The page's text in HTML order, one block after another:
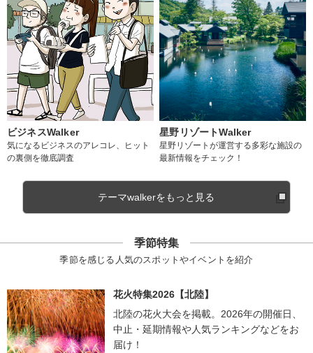
ビジネスWalker
気になるビジネスのアレコレ、ヒット
の裏側を徹底調査
星野リゾートWalker
星野リゾートが運営する多彩な施設の
最新情報をチェック！
テーマwalkerをもっと見る
季節特集
季節を感じる人気のスポットやイベントを紹介
花火特集2026【北陸】
北陸の花火大会を掲載。2026年の開催日、
中止・延期情報や人気ランキングなどをお
届け！